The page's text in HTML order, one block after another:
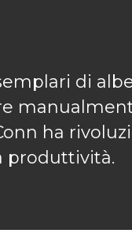
di
ha
produttività.